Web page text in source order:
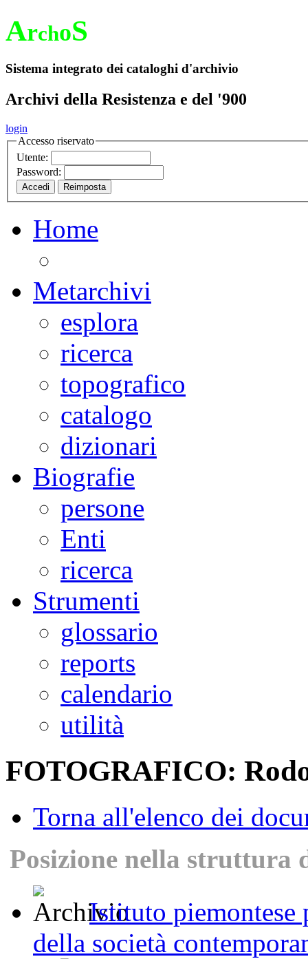
ArchoS
Sistema integrato dei cataloghi d'archivio
Archivi della Resistenza e del '900
login
Accesso riservato
Utente:
Password:
Home
Metarchivi
esplora
ricerca
topografico
catalogo
dizionari
Biografie
persone
Enti
ricerca
Strumenti
glossario
reports
calendario
utilità
FOTOGRAFICO:
Torna all'elenco dei
Posizione nella struttura
Istituto piemontese
della società